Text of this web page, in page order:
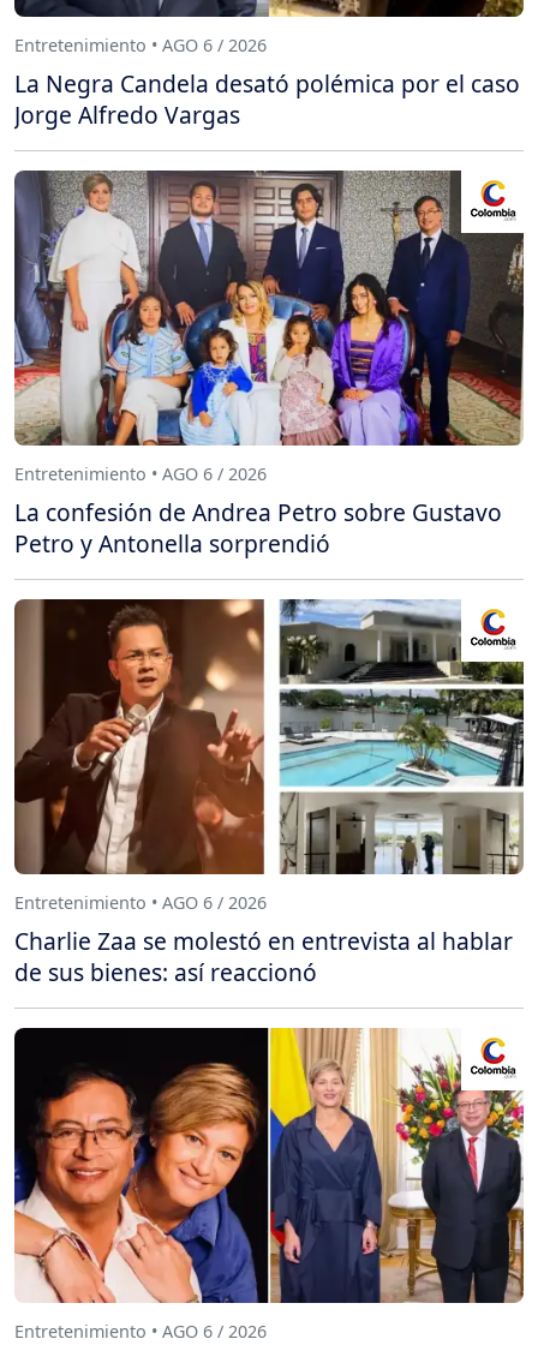
Entretenimiento • AGO 6 / 2026
La Negra Candela desató polémica por el caso
Jorge Alfredo Vargas
Entretenimiento • AGO 6 / 2026
La confesión de Andrea Petro sobre Gustavo
Petro y Antonella sorprendió
Entretenimiento • AGO 6 / 2026
Charlie Zaa se molestó en entrevista al hablar
de sus bienes: así reaccionó
Entretenimiento • AGO 6 / 2026